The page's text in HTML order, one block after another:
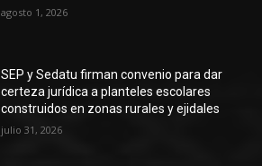
agosto 1, 2026
SEP y Sedatu firman convenio para dar
certeza jurídica a planteles escolares
construidos en zonas rurales y ejidales
julio 31, 2026